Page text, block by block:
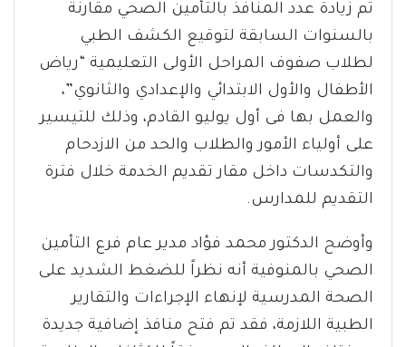
تم زيادة عدد المنافذ بالتأمين الصحي مقارنة
بالسنوات السابقة لتوقيع الكشف الطبي
لطلاب صفوف المراحل الأولى التعليمية “رياض
الأطفال والأول الابتدائي والإعدادي والثانوي”،
والعمل بها فى أول يوليو القادم، وذلك للتيسير
على أولياء الأمور والطلاب والحد من الازدحام
والتكدسات داخل مقار تقديم الخدمة خلال فترة
التقديم للمدارس.
وأوضح الدكتور محمد فؤاد مدير عام فرع التأمين
الصحي بالمنوفية أنه نظراً للضغط الشديد على
الصحة المدرسية لإنهاء الإجراءات والتقارير
الطبية اللازمة، فقد تم فتح منافذ إضافية جديدة